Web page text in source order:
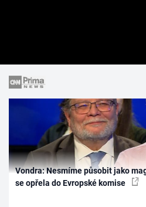
Vondra: Nesmíme působit jako
se opřela do Evropské komise